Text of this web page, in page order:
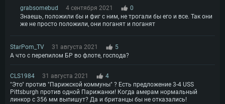
grabsomebud
4 сентября 2021
0
Знаешь, положили бы и фиг с ним, не трогали бы его и все. Так они
же не просто положили, они поганят и поганят
StarPom_TV 31 августа 2021
5
А что с перепилом БР во флоте, господа?
CLS1984 31 августа 2021
4
"Это" против "Парижской коммуны" ? Есть предложение 3-4 USS
Pittsburgh против одной Парижанки! Когда амерам нормальный
линкор с 356 мм выпишут? Да и британцы бы не отказались!